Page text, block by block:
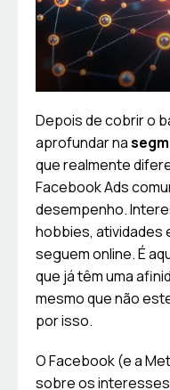
Depois de cobrir o
aprofundar na
que realmente
Facebook Ads
desempenho.
hobbies, atividades
seguem online. É
que já têm uma
mesmo que não
por isso.
O Facebook (e a
sobre os